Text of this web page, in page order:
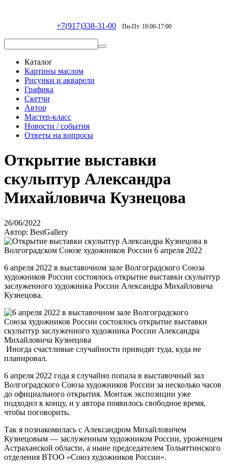
+7(917)338-31-00 Пн-Пт: 10:00-17:00
Каталог
Картины маслом
Рисунки и акварели
Графика
Скетчи
Автор
Мастер-класс
Новости / события
Ответы на вопросы
Открытие выставки
скульптур Александра
Михайловича Кузнецова
26/06/2022
Автор: BestGallery
6 апреля 2022 в выставочном зале Волгоградского Союза
художников России состоялось открытие выставки скульптур
заслуженного художника России Александра Михайловича
Кузнецова.
Иногда счастливые случайности приводят туда, куда не
планировал.
6 апреля 2022 года я случайно попала в выставочный зал
Волгоградского Союза художников России за несколько часов
до официального открытия. Монтаж экспозиции уже
подходил к концу, и у автора появилось свободное время,
чтобы поговорить.
Так я познакомилась с Александром Михайловичем
Кузнецовым — заслуженным художником России, уроженцем
Астраханской области, а ныне председателем Тольяттинского
отделения ВТОО «Союз художников России».